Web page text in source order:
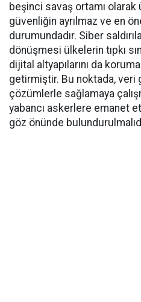
beşinci savaş ortamı olarak
güvenliğin ayrılmaz ve en
durumundadır. Siber
dönüşmesi ülkelerin tıpkı
dijital altyapılarını da
getirmiştir. Bu noktada, veri
çözümlerle sağlamaya
yabancı askerlere emanet
göz önünde